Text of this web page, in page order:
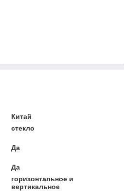
Китай
стекло
Да
Да
горизонтальное и
вертикальное